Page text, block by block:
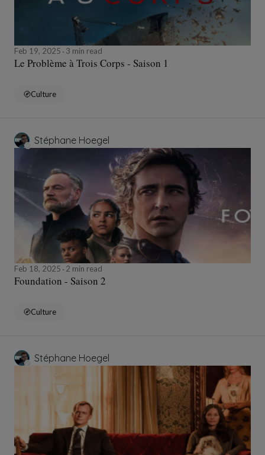
Feb 19, 2025 3 min read
Le Problème à Trois Corps - Saison 1
Culture
Stéphane Hoegel
Feb 18, 2025 2 min read
Foundation - Saison 2
Culture
Stéphane Hoegel